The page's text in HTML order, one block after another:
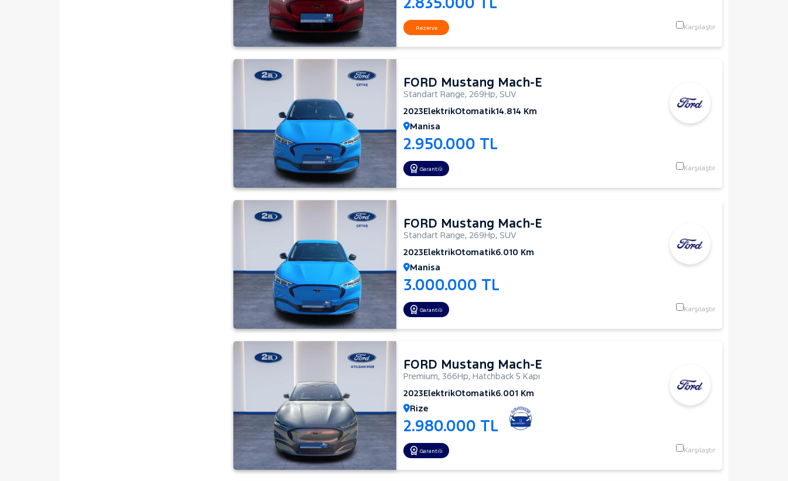
Rezerve Karşılaştır
FORD Mustang Mach-E
Standart Range, 269Hp, SUV
2023ElektrikOtomatik14.814 Km
Manisa
2.950.000 TL
Garantili Karşılaştır
FORD Mustang Mach-E
Standart Range, 269Hp, SUV
2023ElektrikOtomatik6.010 Km
Manisa
3.000.000 TL
Garantili Karşılaştır
FORD Mustang Mach-E
Premium, 366Hp, Hatchback 5 Kapı
2023ElektrikOtomatik6.001 Km
Rize
2.980.000 TL
Garantili Karşılaştır